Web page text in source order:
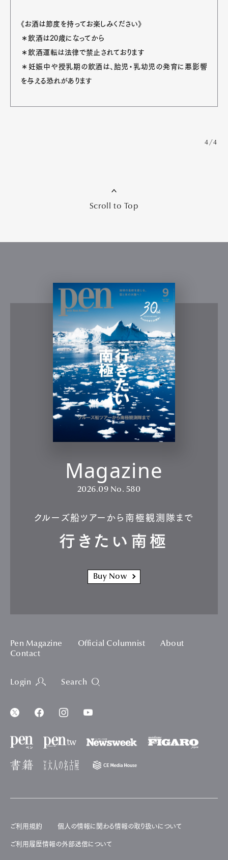
《お酒は節度を持ってお楽しみください》
＊飲酒は20歳になってから
＊飲酒運転は法律で禁止されております
＊妊娠中や授乳期の飲酒は、胎児・乳幼児の発育に悪影響
を与える恐れがあります
4/4
Scroll to Top
Magazine
2026.09 No. 580
クルーズ船ツアーから南極観測隊まで
行きたい南極
Buy Now
Pen Magazine Official Columnist
About
Contact
Login Search
ご利用規約 個人の情報に関わる情報の取り扱いについて
ご利用履歴情報の外部送信について